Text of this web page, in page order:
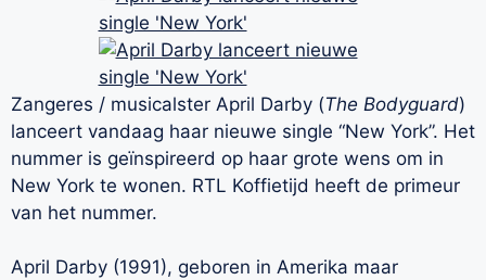
Zangeres / musicalster April Darby (The Bodyguard)
lanceert vandaag haar nieuwe single “New York”. Het
nummer is geïnspireerd op haar grote wens om in
New York te wonen. RTL Koffietijd heeft de primeur
van het nummer.
April Darby (1991), geboren in Amerika maar